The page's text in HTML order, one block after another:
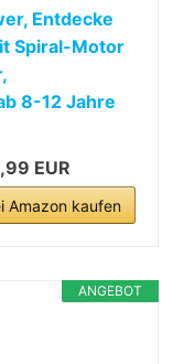
Entdecke
Spiral-Motor
8-12 Jahre
EUR
Amazon kaufen
ANGEBOT